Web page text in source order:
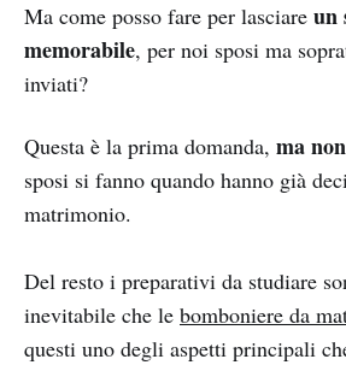
Ma come posso fare per lasciare un
memorabile, per noi sposi ma
inviati?
Questa è la prima domanda, ma
sposi si fanno quando hanno già
matrimonio.
Del resto i preparativi da studiare
inevitabile che le bomboniere da
questi uno degli aspetti principali